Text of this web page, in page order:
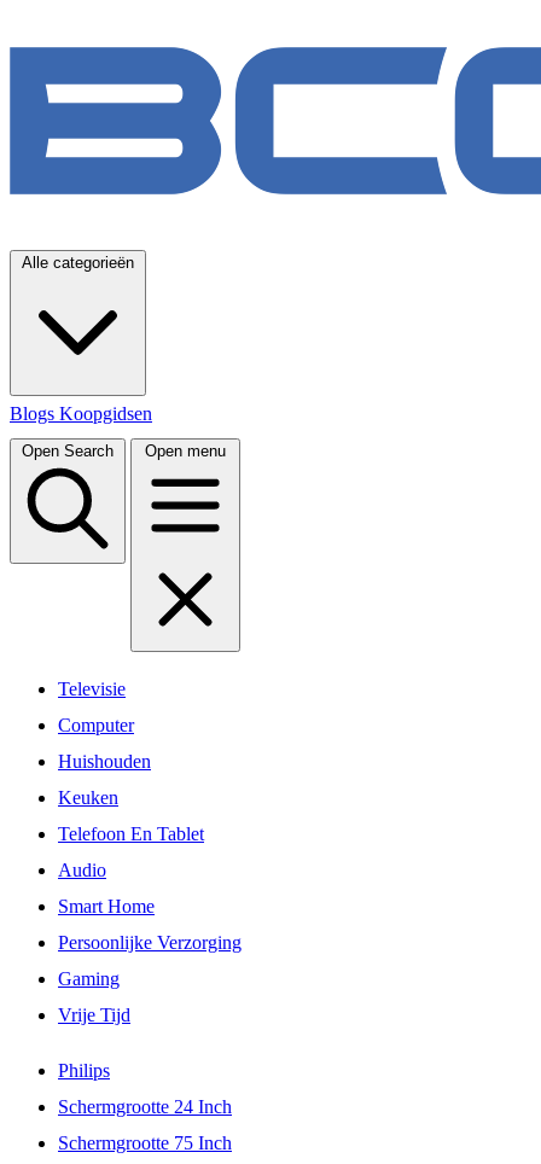
Alle categorieën
Blogs Koopgidsen
Open Search Open menu
Televisie
Computer
Huishouden
Keuken
Telefoon En Tablet
Audio
Smart Home
Persoonlijke Verzorging
Gaming
Vrije Tijd
Philips
Schermgrootte 24 Inch
Schermgrootte 75 Inch